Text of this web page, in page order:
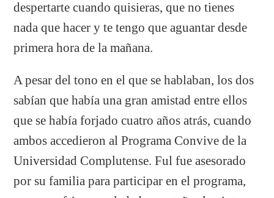
despertarte cuando quisieras, que no tienes
nada que hacer y te tengo que aguantar desde
primera hora de la mañana.
A pesar del tono en el que se hablaban, los dos
sabían que había una gran amistad entre ellos
que se había forjado cuatro años atrás, cuando
ambos accedieron al Programa Convive de la
Universidad Complutense. Ful fue asesorado
por su familia para participar en el programa,